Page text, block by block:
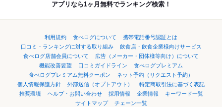
アプリなら1ヶ月無料でランキング検索！
利用規約 食べログについて
携帯電話番号認証とは
口コミ・ランキングに対する取り組み
飲食店・飲食企業様向けサービス
食べログ店舗会員について
広告（メーカー・団体様等向け）について
機能改善要望
口コミガイドライン
食べログプレミアム
食べログプレミアム無料クーポン
ネット予約（リクエスト予約）
個人情報保護方針
外部送信（オプトアウト）
特定商取引法に基づく表記
推奨環境
ヘルプ・お問い合わせ 採用情報 企業情報
キーワード一覧
サイトマップ
チェーン一覧